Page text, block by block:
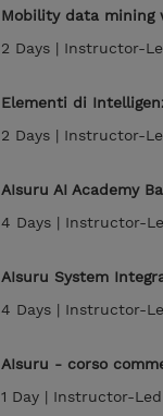
Mobility data mining
2 Days | Instructor-
Elementi di
2 Days | Instructor-
AIsuru AI Academy
4 Days | Instructor-
AIsuru System
4 Days | Instructor-
AIsuru - corso
1 Day | Instructor-Led